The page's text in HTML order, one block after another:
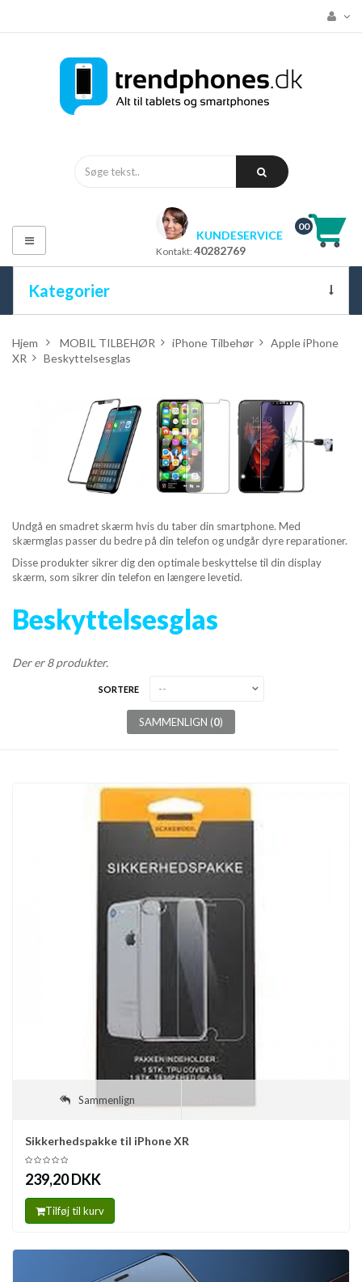
KUNDESERVICE
Kontakt: 40282769
00
Kategorier
TABLET TILBEHØR
APPLE & PC TILBEHØR
APPLE WATCH
HØRETELEFONER
OPLADER
TRÅDLØSE OPLADER
DATAKABLER
Toggle
navigation
Hjem > MOBIL TILBEHØR > iPhone Tilbehør > Apple iPhone
XR > Beskyttelsesglas
Undgå en smadret skærm hvis du taber din smartphone. Med
skærmglas passer du bedre på din telefon og undgår dyre reparationer.
Disse produkter sikrer dig den optimale beskyttelse til din display
skærm, som sikrer din telefon en længere levetid.
Beskyttelsesglas
Der er 8 produkter.
SORTERE
SAMMENLIGN (0)
Sammenlign
Sikkerhedspakke til iPhone XR
239,20 DKK
Tilføj til kurv